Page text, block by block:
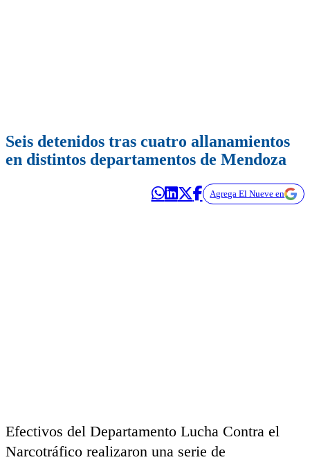
Seis detenidos tras cuatro allanamientos
en distintos departamentos de Mendoza
Agrega El Nueve en
Efectivos del Departamento Lucha Contra el
Narcotráfico realizaron una serie de